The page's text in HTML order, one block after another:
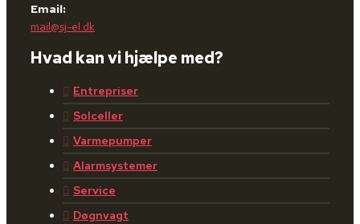
Email:
mail@sj-el.dk
Hvad kan vi hjælpe med?
Entrepriser
Solceller
Varmepumper
Alarmsystemer
Service
Døgnvagt